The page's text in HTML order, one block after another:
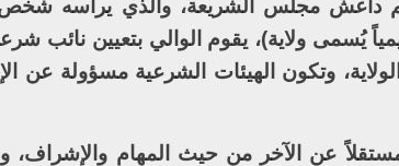
مجلس الشريعة، والذي يرأسه شخص
يُسمى ولاية)، يقوم الوالي بتعيين نائب
وتكون الهيئات الشرعية مسؤولة عن
مستقلاً عن الآخر من حيث المهام